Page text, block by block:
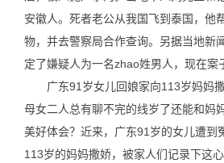
安徽人。死者老公从我国飞到泰国，他
物，并去警察局合作查询。另据当地新
定了嫌疑人为一名zhao姓男人，现在案
广东91岁女儿回娘家向113岁妈妈撒
母女二人总有聊不完的线岁了还能和妈
美好体会？近来，广东91岁的女儿遭到
113岁的妈妈撒娇，被家人们记录下这